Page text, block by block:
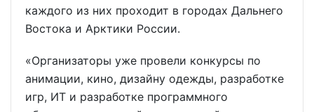
каждого из них проходит в городах Дальнего
Востока и Арктики России.
«Организаторы уже провели конкурсы по
анимации, кино, дизайну одежды, разработке
игр, ИТ и разработке программного